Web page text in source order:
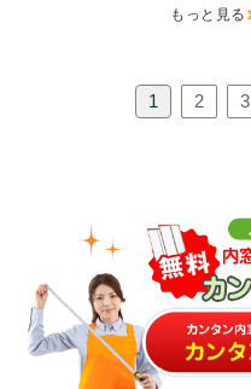
もっと見る
1 2 3